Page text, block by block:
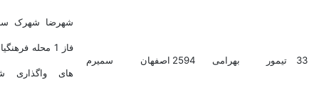
تیمور 2594 اصفهان سمیرم
شهرضا شهرک سروستان
فاز 1 محله فرهنگیان زمین
های واگذاری شهرئاری